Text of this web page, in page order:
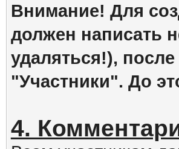
Внимание! Для
должен написать
удаляться!),
"Участники". До
4.